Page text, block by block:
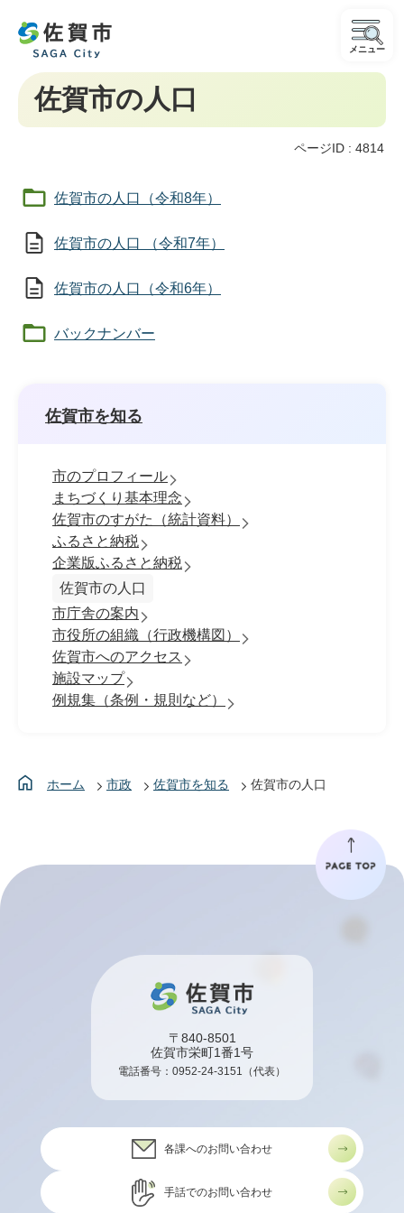
メニュー
佐賀市の人口
ページID : 4814
佐賀市の人口（令和8年）
佐賀市の人口 （令和7年）
佐賀市の人口（令和6年）
バックナンバー
佐賀市を知る
市のプロフィール
まちづくり基本理念
佐賀市のすがた（統計資料）
ふるさと納税
企業版ふるさと納税
佐賀市の人口
市庁舎の案内
市役所の組織（行政機構図）
佐賀市へのアクセス
施設マップ
例規集（条例・規則など）
ホーム 市政 佐賀市を知る 佐賀市の人口
〒840-8501
佐賀市栄町1番1号
電話番号： 0952-24-3151 （代表）
各課へのお問い合わせ
手話でのお問い合わせ